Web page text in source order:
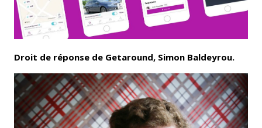
Droit de réponse de Getaround, Simon Baldeyrou.